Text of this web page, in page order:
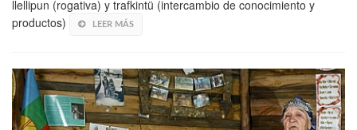
llellipun (rogativa) y trafkintü (intercambio de conocimiento y
productos)
LEER MÁS